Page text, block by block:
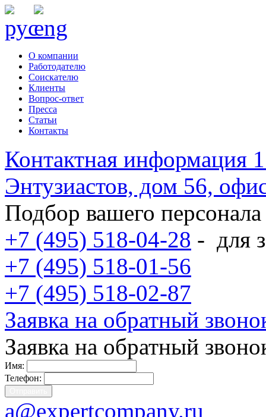
О компании
Работодателю
Соискателю
Клиенты
Вопрос-ответ
Пресса
Статьи
Контакты
Контактная информация
Энтузиастов, дом 56,
Подбор вашего персонала
+7 (495) 518-04-28 - для
+7 (495) 518-01-56
+7 (495) 518-02-87
Заявка на обратный
Заявка на обратный
Имя:
Телефон:
a@expertcompany.ru